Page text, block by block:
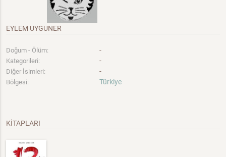
EYLEM UYGUNER
Doğum - Ölüm: -
Kategorileri: -
Diğer İsimleri: -
Bölgesi: Türkiye
KİTAPLARI